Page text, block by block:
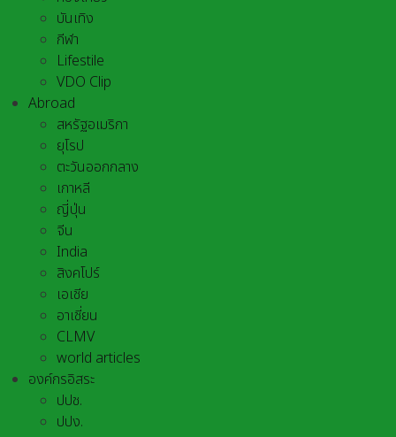
บันเทิง
กีฬา
Lifestile
VDO Clip
Abroad
สหรัฐอเมริกา
ยุโรป
ตะวันออกกลาง
เกาหลี
ญี่ปุ่น
จีน
India
สิงคโปร์
เอเชีย
อาเชี่ยน
CLMV
world articles
องค์กรอิสระ
ปปช.
ปปง.